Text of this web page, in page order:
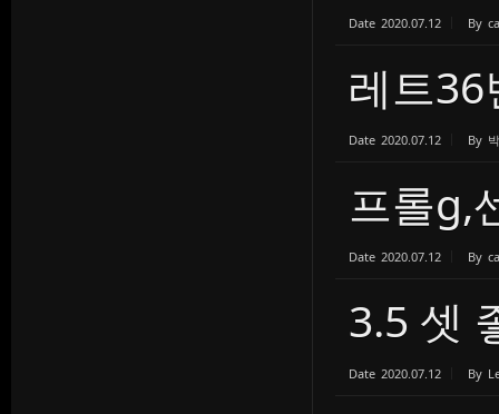
Date 2020.07.12 By
레트
Date 2020.07.12 By
프롤g,
Date 2020.07.12 By
3.5 셋
Date 2020.07.12 By